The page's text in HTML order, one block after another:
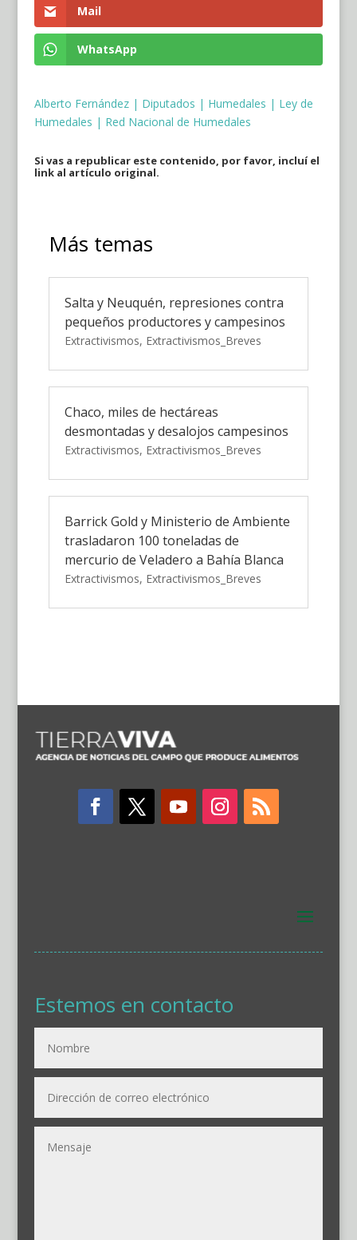
Mail
WhatsApp
Alberto Fernández| Diputados | Humedales | Ley de
Humedales | Red Nacional de Humedales
Si vas a republicar este contenido, por favor, incluí el
link al artículo original.
Más temas
Salta y Neuquén, represiones contra
pequeños productores y campesinos
Extractivismos, Extractivismos_Breves
Chaco, miles de hectáreas
desmontadas y desalojos campesinos
Extractivismos, Extractivismos_Breves
Barrick Gold y Ministerio de Ambiente
trasladaron 100 toneladas de
mercurio de Veladero a Bahía Blanca
Extractivismos, Extractivismos_Breves
Estemos en contacto